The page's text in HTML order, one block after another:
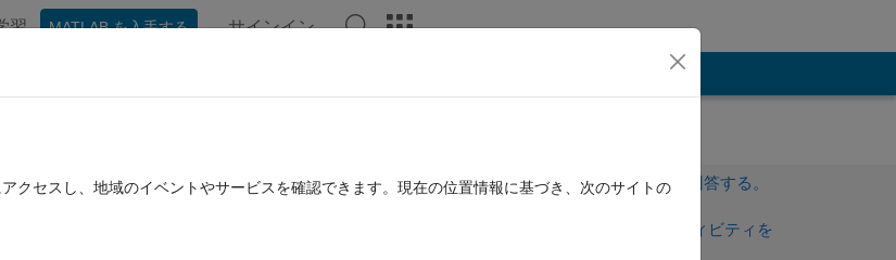
習 MATLAB を入手する サインイン
サインインしてこの質問に回答する。
サインインしてアクティビティを
クセスし、地域のイベントやサービスを確認できます。現在の位置情報に基づき、次のサイトの